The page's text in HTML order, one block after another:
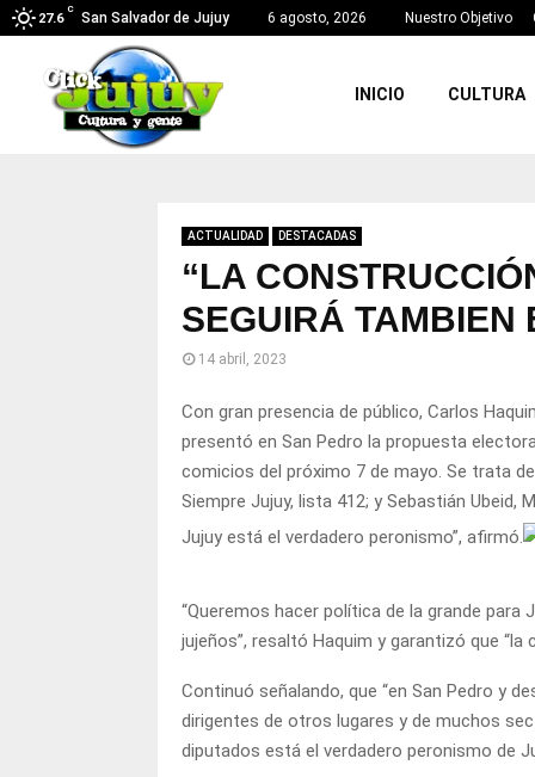
27.6
C
San Salvador de Jujuy 6 agosto, 2026 Nuestro Objetivo
INICIO CULTURA
ACTUALIDAD DESTACADAS
“LA
SEGUIRÁ TAMBIEN
14 abril, 2023
Con gran presencia de público, Carlos
presentó en San Pedro la propuesta
comicios del próximo 7 de mayo. Se trata
Siempre Jujuy, lista 412; y Sebastián Ubeid,
Jujuy está el verdadero peronismo”, afirmó.
“Queremos hacer política de la grande
jujeños”, resaltó Haquim y garantizó que
Continuó señalando, que “en San Pedro y
dirigentes de otros lugares y de muchos
diputados está el verdadero peronismo de